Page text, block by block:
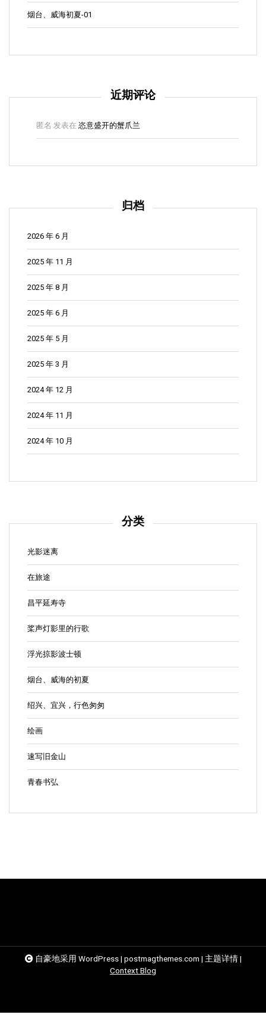
烟台、威海初夏-01
近期评论
匿名 发表在 恣意盛开的蟹爪兰
归档
2026 年 6 月
2025 年 11 月
2025 年 8 月
2025 年 6 月
2025 年 5 月
2025 年 3 月
2024 年 12 月
2024 年 11 月
2024 年 10 月
分类
光影迷离
在旅途
昌平延寿寺
桨声灯影里的行歌
浮光掠影波士顿
烟台、威海的初夏
绍兴、宜兴，行色匆匆
绘画
速写旧金山
青春书弘
自豪地采用 WordPress| postmagthemes.com | 主题详情|
Context Blog